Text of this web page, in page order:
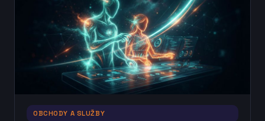
OBCHODY A SLUŽBY